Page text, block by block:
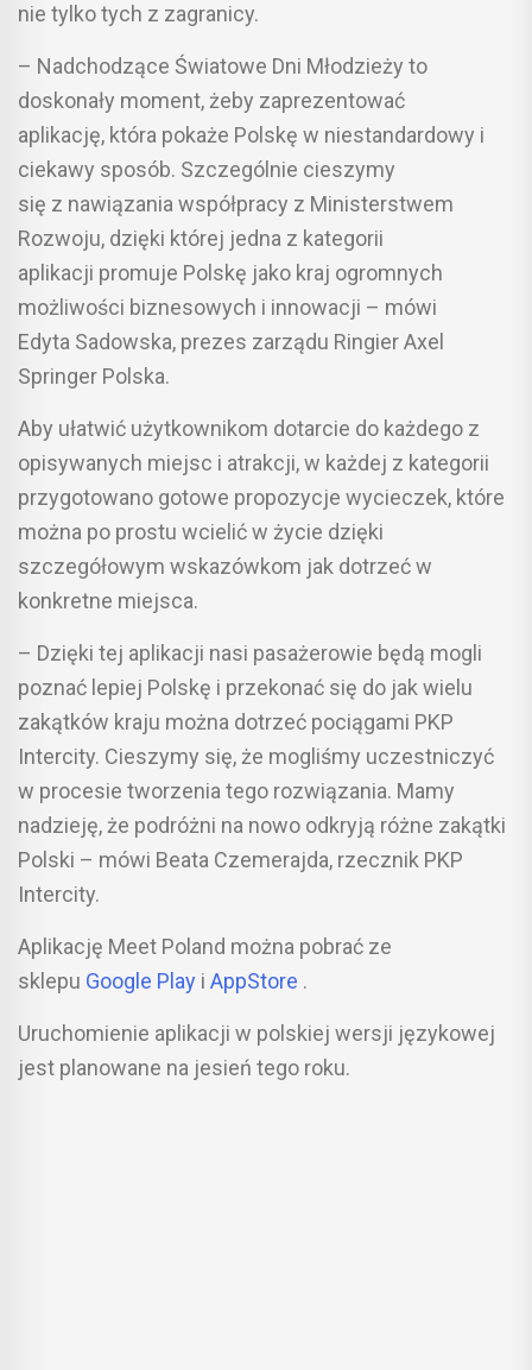
nie tylko tych z zagranicy.
– Nadchodzące Światowe Dni Młodzieży to
doskonały moment, żeby zaprezentować
aplikację, która pokaże Polskę w niestandardowy i
ciekawy sposób. Szczególnie cieszymy
się z nawiązania współpracy z Ministerstwem
Rozwoju, dzięki której jedna z kategorii
aplikacji promuje Polskę jako kraj ogromnych
możliwości biznesowych i innowacji – mówi
Edyta Sadowska, prezes zarządu Ringier Axel
Springer Polska.
Aby ułatwić użytkownikom dotarcie do każdego z
opisywanych miejsc i atrakcji, w każdej z kategorii
przygotowano gotowe propozycje wycieczek, które
można po prostu wcielić w życie dzięki
szczegółowym wskazówkom jak dotrzeć w
konkretne miejsca.
– Dzięki tej aplikacji nasi pasażerowie będą mogli
poznać lepiej Polskę i przekonać się do jak wielu
zakątków kraju można dotrzeć pociągami PKP
Intercity. Cieszymy się, że mogliśmy uczestniczyć
w procesie tworzenia tego rozwiązania. Mamy
nadzieję, że podróżni na nowo odkryją różne zakątki
Polski – mówi Beata Czemerajda, rzecznik PKP
Intercity.
Aplikację Meet Poland można pobrać ze
sklepu Google Play i AppStore .
Uruchomienie aplikacji w polskiej wersji językowej
jest planowane na jesień tego roku.